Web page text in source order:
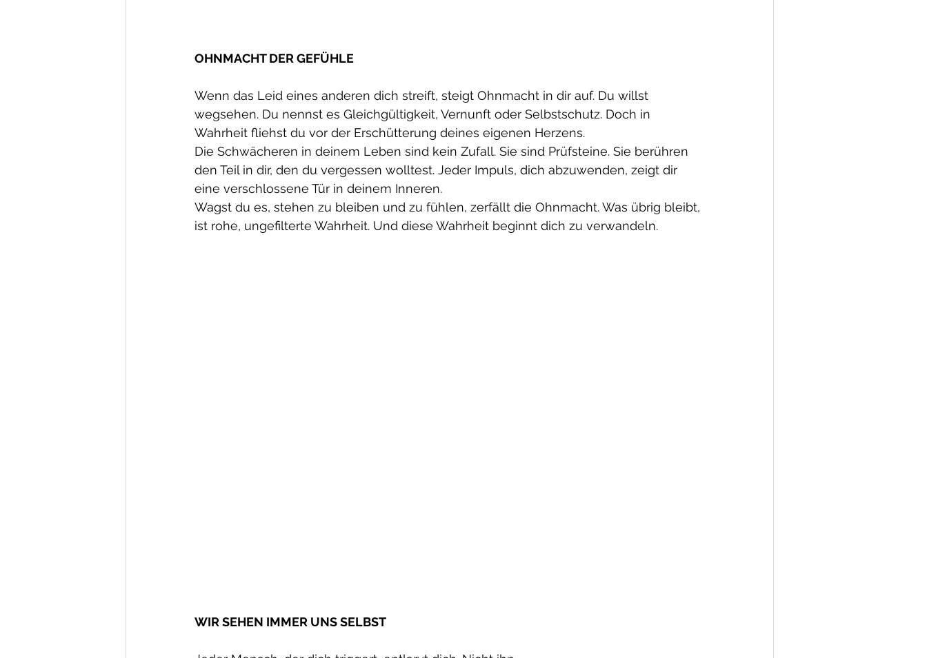
OHNMACHT DER GEFÜHLE
Wenn das Leid eines anderen dich streift, steigt Ohnmacht in dir auf. Du willst
wegsehen. Du nennst es Gleichgültigkeit, Vernunft oder Selbstschutz. Doch in
Wahrheit fliehst du vor der Erschütterung deines eigenen Herzens.
Die Schwächeren in deinem Leben sind kein Zufall. Sie sind Prüfsteine. Sie berühren
den Teil in dir, den du vergessen wolltest. Jeder Impuls, dich abzuwenden, zeigt dir
eine verschlossene Tür in deinem Inneren.
Wagst du es, stehen zu bleiben und zu fühlen, zerfällt die Ohnmacht. Was übrig bleibt,
ist rohe, ungefilterte Wahrheit. Und diese Wahrheit beginnt dich zu verwandeln.
WIR SEHEN IMMER UNS SELBST